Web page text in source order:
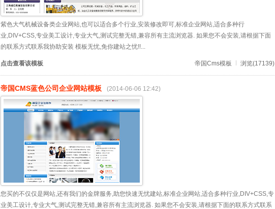
紫色大气机械设备类企业网站,也可以适合多个行业,安装修改即可,标准企业网站,适合多种行
业,DIV+CSS,专业美工设计,专业大气,测试完整无错,兼容所有主流浏览器. 如果您不会安装,请根据下面
的联系方式联系我协助安装 模板无忧,免你建站之忧!!...
帝国Cms模板 浏览(17139)
点击查看该模板
帝国CMS蓝色公司企业网站模板 (2014-06-06 12:42)
您买的不仅仅是网站,还有我们的金牌服务,助您快速无忧建站,标准企业网站,适合多种行业,DIV+CSS,专
业美工设计,专业大气,测试完整无错,兼容所有主流浏览器. 如果您不会安装,请根据下面的联系方式联系